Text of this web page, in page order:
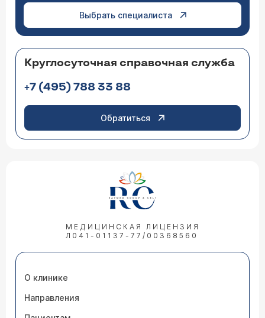
Выбрать специалиста
Круглосуточная справочная служба
+7 (495) 788 33 88
Обратиться
МЕДИЦИНСКАЯ ЛИЦЕНЗИЯ
Л041-01137-77/00368560
О клинике
Направления